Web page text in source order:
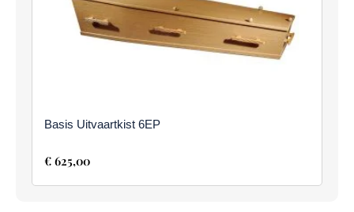
Basis Uitvaartkist 6EP
€ 625,00